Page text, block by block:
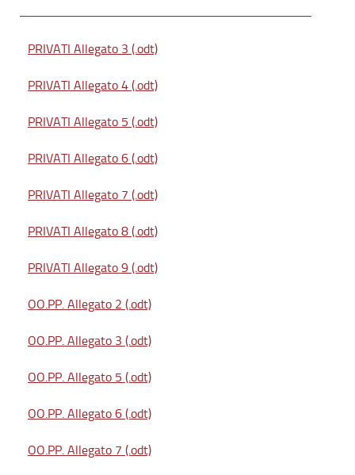
PRIVATI Allegato 3 (.odt)
PRIVATI Allegato 4 (.odt)
PRIVATI Allegato 5 (.odt)
PRIVATI Allegato 6 (.odt)
PRIVATI Allegato 7 (.odt)
PRIVATI Allegato 8 (.odt)
PRIVATI Allegato 9 (.odt)
OO.PP. Allegato 2 (.odt)
OO.PP. Allegato 3 (.odt)
OO.PP. Allegato 5 (.odt)
OO.PP. Allegato 6 (.odt)
OO.PP. Allegato 7 (.odt)